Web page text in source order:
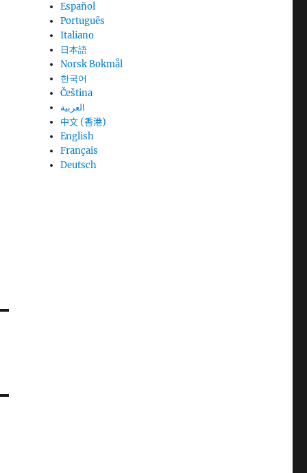
Español
Português
Italiano
日本語
Norsk Bokmål
한국어
Čeština
العربية
中文 (香港)
English
Français
Deutsch